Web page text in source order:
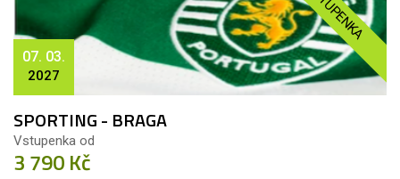
07. 03.
2027
SPORTING - BRAGA
Vstupenka od
3 790 Kč